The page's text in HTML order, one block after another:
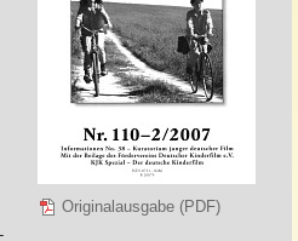
Originalausgabe (PDF)